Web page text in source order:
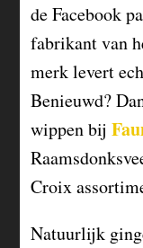
de Facebook
fabrikant van
merk levert
Benieuwd?
wippen bij
Croix
Natuurlijk